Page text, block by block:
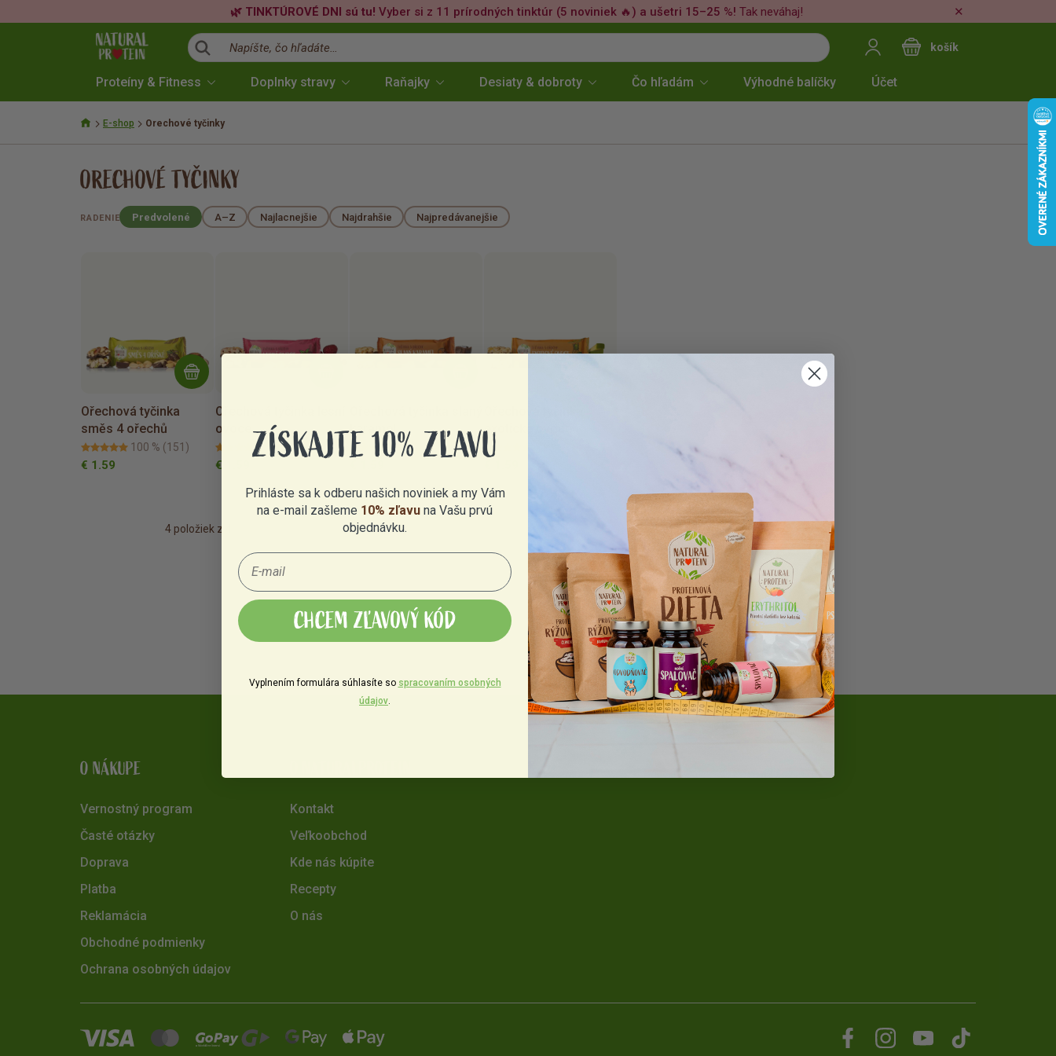
🌿 TINKTÚROVÉ DNI sú tu! Vyber si z 11 prírodných tinktúr (5 noviniek 🔥) a ušetri 15–25 %! Tak neváhaj! ✕
Napíšte, čo hľadáte… košík
Proteíny & Fitness Doplnky stravy Raňajky Desiaty & dobroty Čo hľadám Výhodné balíčky Účet
E-shop Orechové tyčinky
ORECHOVÉ TYČINKY
RADENIE Predvolené A–Z Najlacnejšie Najdrahšie Najpredávanejšie
Ořechová tyčinka
směs 4 ořechů
100 % (151)
€ 1.59
Ořechová tyčinka lesní
ovoce
100 % (167)
€ 1.59
karamel
99 % (109)
exotické ovoce
4položiek z 4
O NÁKUPE
Vernostný program
Časté otázky
Doprava
Platba
Reklamácia
Obchodné podmienky
Ochrana osobných údajov
Kontakt
Veľkoobchod
Kde nás kúpite
Recepty
O nás
ZÍSKAJTE 10% ZĽAVU
Prihláste sa k odberu našich noviniek a my Vám
na e-mail zašleme 10% zľavu na Vašu prvú
objednávku.
CHCEM ZĽAVOVÝ KÓD
Vyplnením formulára súhlasíte so spracovaním osobných
údajov